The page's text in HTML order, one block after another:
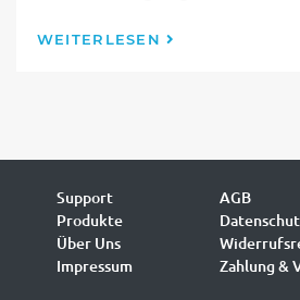
WEITERLESEN
handeln!
Support
Produkte
Über Uns
Impressum
AGB
Zahlung &